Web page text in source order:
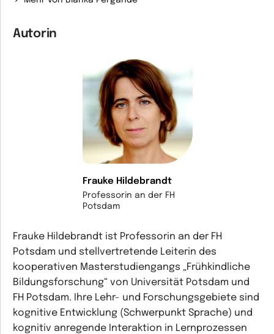
Autorin
Frauke Hildebrandt
Professorin an der FH
Potsdam
Frauke Hildebrandt ist Professorin an der FH
Potsdam und stellvertretende Leiterin des
kooperativen Masterstudiengangs „Frühkindliche
Bildungsforschung“ von Universität Potsdam und
FH Potsdam. Ihre Lehr- und Forschungsgebiete sind
kognitive Entwicklung (Schwerpunkt Sprache) und
kognitiv anregende Interaktion in Lernprozessen